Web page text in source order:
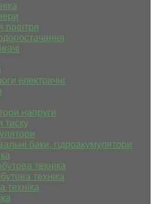
електричні
напруги
тиску
баки, гідроакумулятори
техніка
техніка
техніка